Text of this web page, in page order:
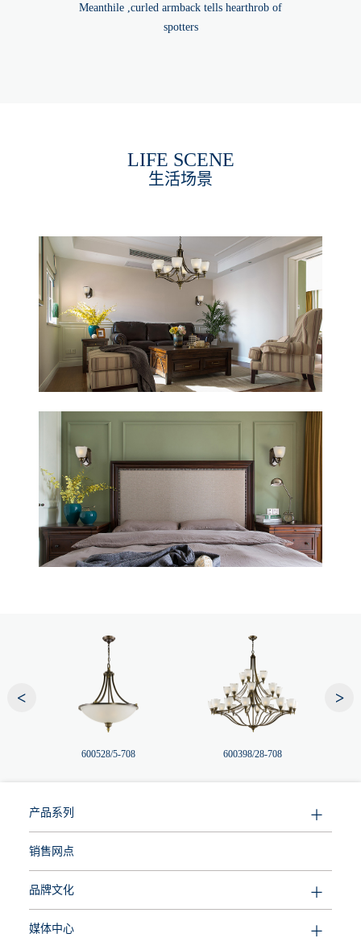
Meanthile ,curled armback tells hearthrob of
spotters
LIFE SCENE
生活场景
600528/5-708 600398/28-708
< >
产品系列
销售网点
品牌文化
媒体中心